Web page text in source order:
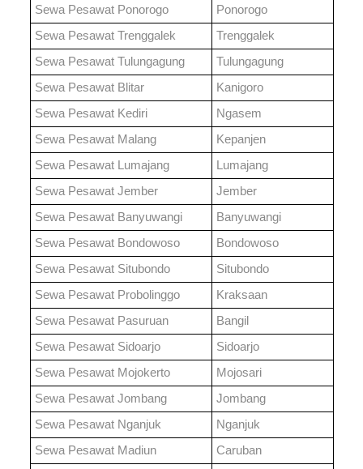
Sewa Pesawat Ponorogo
Ponorogo
Sewa Pesawat Trenggalek
Trenggalek
Sewa Pesawat Tulungagung
Tulungagung
Sewa Pesawat Blitar
Kanigoro
Sewa Pesawat Kediri
Ngasem
Sewa Pesawat Malang
Kepanjen
Sewa Pesawat
Lumajang
Lumajang
Sewa Pesawat Jember
Jember
Sewa Pesawat Banyuwangi
Banyuwangi
Sewa Pesawat Bondowoso
Bondowoso
Sewa Pesawat Situbondo
Situbondo
Sewa Pesawat Probolinggo
Kraksaan
Sewa Pesawat Pasuruan
Bangil
Sewa Pesawat Sidoarjo
Sidoarjo
Sewa Pesawat Mojokerto
Mojosari
Sewa Pesawat Jombang
Jombang
Sewa Pesawat Nganjuk
Nganjuk
Sewa Pesawat Madiun
Caruban